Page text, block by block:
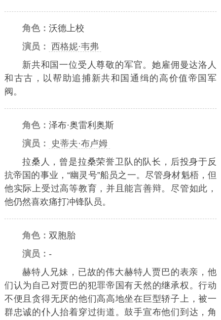
角色： 沃德上校
演员： 西格妮·韦弗
新共和国一位受人尊敬的军官。她雇佣曼达洛人
和古古，以帮助追捕新共和国通缉的高价值帝国军
阀。
角色： 泽布·奥雷利奥斯
演员：
史蒂夫·布卢姆
拉桑人，曾是拉桑荣誉卫队的队长，后投身于反
抗帝国的事业，“幽灵号”船员之一。尽管身材魁梧，但
他实际上受过高等教育，并且能言善辩。尽管如此，
他仍然喜欢痛打冲锋队员。
角色： 双胞胎
演员： -
赫特人兄妹，已故的伟大赫特人贾巴的表亲，他
们认为自己对贾巴的犯罪帝国有天然的继承权。行动
不便且贪得无厌的他们高高地坐在巨型轿子上，被一
群忠诚的仆人抬着穿过街道。鼓手宣布他们到达，角